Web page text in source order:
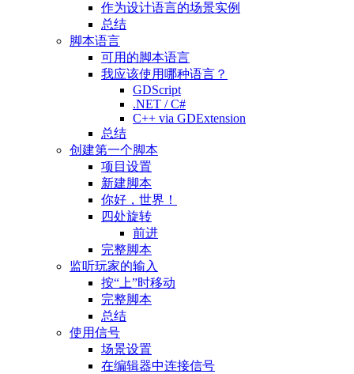
作为设计语言的场景实例
总结
脚本语言
可用的脚本语言
我应该使用哪种语言？
GDScript
.NET / C#
C++ via GDExtension
总结
创建第一个脚本
项目设置
新建脚本
你好，世界！
四处旋转
前进
完整脚本
监听玩家的输入
按“上”时移动
完整脚本
总结
使用信号
场景设置
在编辑器中连接信号